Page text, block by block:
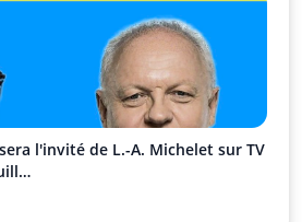
l'invité de L.-A. Michelet sur TV